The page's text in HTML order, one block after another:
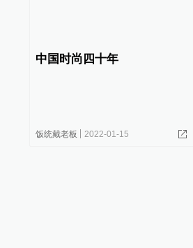
中国时尚四十年
饭统戴老板 2022-01-15